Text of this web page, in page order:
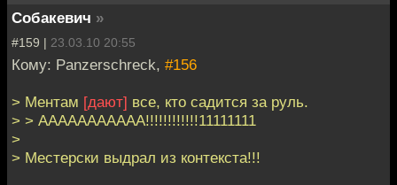
Собакевич »
#159 | 23.03.10 20:55
Кому: Panzerschreck, #156
> Ментам [дают] все, кто садится за руль.
> > ААААААААААА!!!!!!!!!!!!11111111
>
> Местерски выдрал из контекста!!!